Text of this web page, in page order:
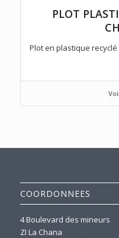
PLOT
Plot en plastique
COORDONNEES
4 Boulevard des mineurs
ZI La Chana